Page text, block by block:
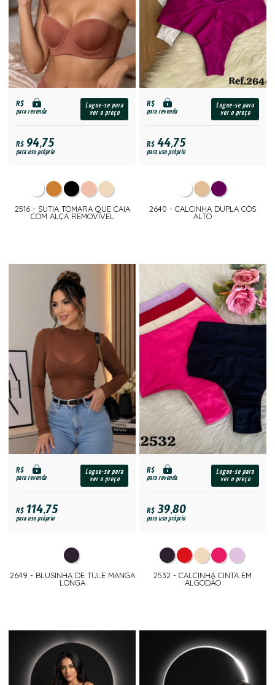
R$
para revenda
Logue-se para
ver o preço
R$94,75
para uso próprio
2516 - SUTIA TOMARA QUE CAIA
COM ALÇA REMOVIVEL
R$
para revenda
Logue-se para
ver o preço
R$44,75
para uso próprio
2640 - CALCINHA DUPLA CÓS
ALTO
R$
para revenda
Logue-se para
ver o preço
R$114,75
para uso próprio
2649 - BLUSINHA DE TULE MANGA
LONGA
R$
para revenda
Logue-se para
ver o preço
R$39,80
para uso próprio
2532 - CALCINHA CINTA EM
ALGODÃO